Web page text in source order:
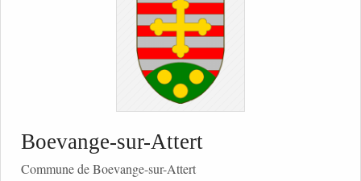
Boevange-sur-Attert
Commune de Boevange-sur-Attert